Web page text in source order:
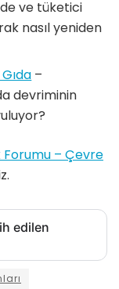
ve tüketici
nasıl yeniden
–
devriminin
Forumu – Çevre
edilen